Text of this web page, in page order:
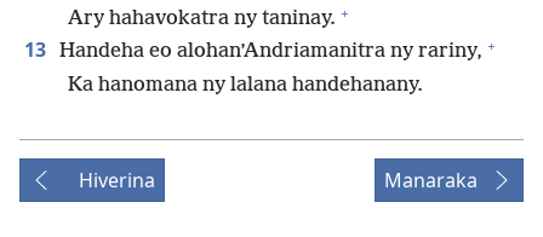
Ary hahavokatra ny taninay. +
13 Handeha eo alohan’Andriamanitra ny rariny, +
Ka hanomana ny lalana handehanany.
Hiverina Manaraka